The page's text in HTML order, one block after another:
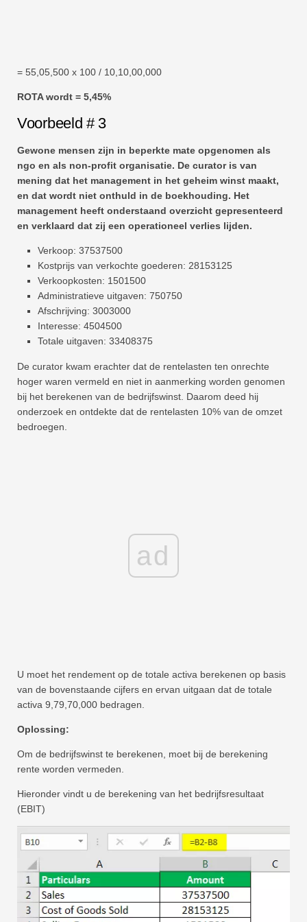
= 55,05,500 x 100 / 10,10,00,000
ROTA wordt = 5,45%
Voorbeeld # 3
Gewone mensen zijn in beperkte mate opgenomen als
ngo en als non-profit organisatie. De curator is van
mening dat het management in het geheim winst maakt,
en dat wordt niet onthuld in de boekhouding. Het
management heeft onderstaand overzicht gepresenteerd
en verklaard dat zij een operationeel verlies lijden.
Verkoop: 37537500
Kostprijs van verkochte goederen: 28153125
Verkoopkosten: 1501500
Administratieve uitgaven: 750750
Afschrijving: 3003000
Interesse: 4504500
Totale uitgaven: 33408375
De curator kwam erachter dat de rentelasten ten onrechte
hoger waren vermeld en niet in aanmerking worden genomen
bij het berekenen van de bedrijfswinst. Daarom deed hij
onderzoek en ontdekte dat de rentelasten 10% van de omzet
bedroegen.
ad
U moet het rendement op de totale activa berekenen op basis
van de bovenstaande cijfers en ervan uitgaan dat de totale
activa 9,79,70,000 bedragen.
Oplossing:
Om de bedrijfswinst te berekenen, moet bij de berekening
rente worden vermeden.
Hieronder vindt u de berekening van het bedrijfsresultaat
(EBIT)